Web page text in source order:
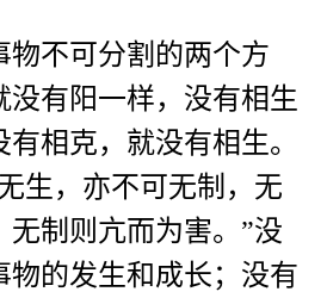
物不可分割的两个方
没有阳一样，没有相生
相克，就没有相生。
生，亦不可无制，无
无制则亢而为害。”没
物的发生和成长；没有